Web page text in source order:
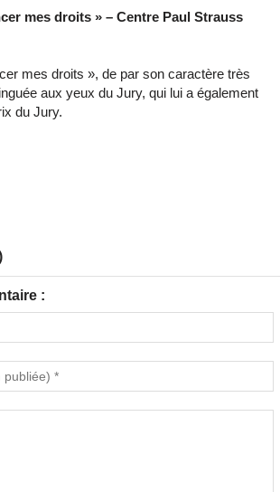
mes droits » – Centre Paul Strauss
mes droits », de par son caractère très
aux yeux du Jury, qui lui a également
du Jury.
: